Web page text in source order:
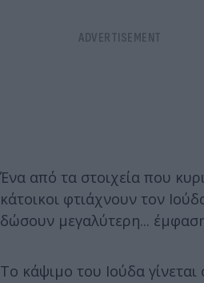
Ένα από τα στοιχεία που
κάτοικοι φτιάχνουν τον
δώσουν μεγαλύτερη...
Το κάψιμο του Ιούδα